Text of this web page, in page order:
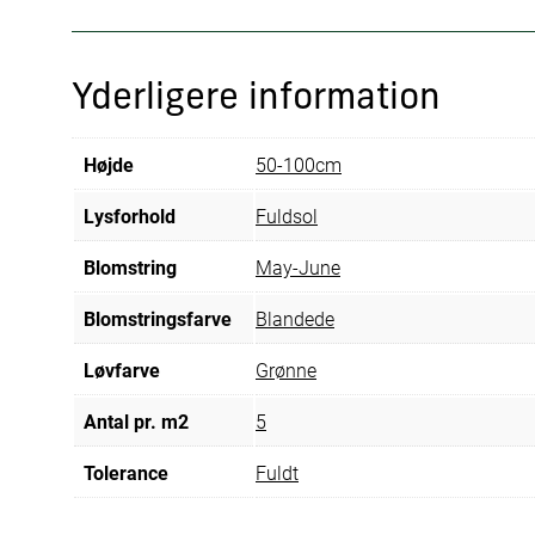
Yderligere information
Højde 50-100cm
Lysforhold Fuldsol
Blomstring May-June
Blomstringsfarve Blandede
Løvfarve Grønne
Antal pr. m2 5
Tolerance Fuldt